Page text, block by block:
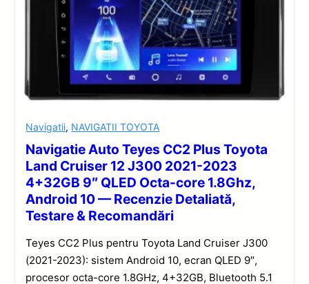
Navigatii, NAVIGATII TOYOTA
Navigatie Auto Teyes CC2 Plus Toyota
Land Cruiser 12 J300 2021-2023
4+32GB 9″ QLED Octa-core 1.8Ghz,
Android 10 — Recenzie Detaliată,
Testare & Recomandări
Teyes CC2 Plus pentru Toyota Land Cruiser J300
(2021-2023): sistem Android 10, ecran QLED 9″,
procesor octa-core 1.8GHz, 4+32GB, Bluetooth 5.1